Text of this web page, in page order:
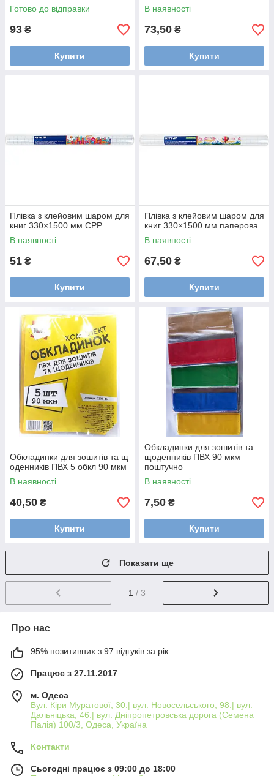
Готово до відправки
93 ₴
Купити
В наявності
73,50 ₴
Купити
Плівка з клейовим шаром для
книг 330×1500 мм CPP
В наявності
51 ₴
Купити
Плівка з клейовим шаром для
книг 330×1500 мм паперова
В наявності
67,50 ₴
Купити
Обкладинки для зошитів та щ
оденників ПВХ 5 обкл 90 мкм
В наявності
40,50 ₴
Купити
Обкладинки для зошитів та
щоденників ПВХ 90 мкм
поштучно
В наявності
7,50 ₴
Купити
Показати ще
1 / 3
Про нас
95% позитивних з 97 відгуків за рік
Працює з 27.11.2017
м. Одеса
Вул. Кіри Муратової, 30.| вул. Новосельського, 98.| вул.
Дальніцька, 46.| вул. Дніпропетровська дорога (Семена
Палія) 100/3, Одеса, Україна
Контакти
Сьогодні працює з 09:00 до 18:00